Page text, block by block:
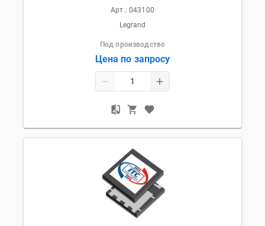
Арт.: 043100
Legrand
Под производство
Цена по запросу